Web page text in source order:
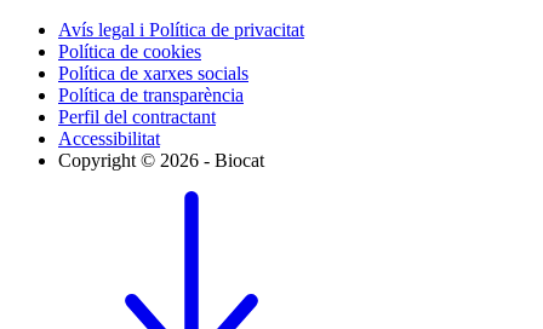
Avís legal i Política de privacitat
Política de cookies
Política de xarxes socials
Política de transparència
Perfil del contractant
Accessibilitat
Copyright © 2026 - Biocat